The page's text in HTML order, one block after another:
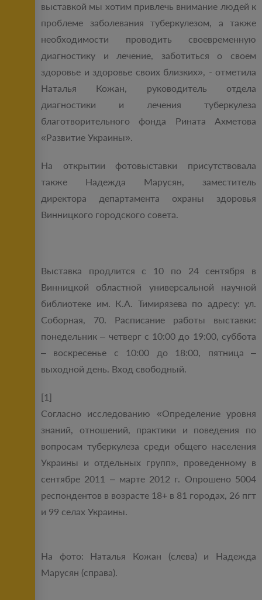
выставкой мы хотим привлечь внимание людей к
проблеме заболевания туберкулезом, а также
необходимости проводить своевременную
диагностику и лечение, заботиться о своем
здоровье и здоровье своих близких», - отметила
Наталья Кожан, руководитель отдела
диагностики и лечения туберкулеза
благотворительного фонда Рината Ахметова
«Развитие Украины».
На открытии фотовыставки присутствовала
также Надежда Марусян, заместитель
директора департамента охраны здоровья
Винницкого городского совета.
Выставка продлится с 10 по 24 сентября в
Винницкой областной универсальной научной
библиотеке им. К.А. Тимирязева по адресу: ул.
Соборная, 70. Расписание работы выставки:
понедельник – четверг с 10:00 до 19:00, суббота
– воскресенье с 10:00 до 18:00, пятница –
выходной день. Вход свободный.
[1]
Согласно исследованию «Определение уровня
знаний, отношений, практики и поведения по
вопросам туберкулеза среди общего населения
Украины и отдельных групп», проведенному в
сентябре 2011 – марте 2012 г. Опрошено 5004
респондентов в возрасте 18+ в 81 городах, 26 пгт
и 99 селах Украины.
На фото: Наталья Кожан (слева) и Надежда
Марусян (справа).